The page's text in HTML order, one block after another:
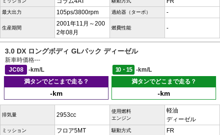
最大出力 105ps/3800rpm 過給器（ターボ） -
生産期間
2001年11月～200
2年08月
燃費性能 -
3.0 DX ロングボディ GLパック ディーゼル
新車時価格---
JC08
-km/L 10・15
-km/L
満タンでどこまで走る？
-km
満タンでどこまで走る？
-km
排気量 2953cc
使用燃料
エンジン
軽油
ディーゼル
ミッション フロア5MT 駆動方式 FR